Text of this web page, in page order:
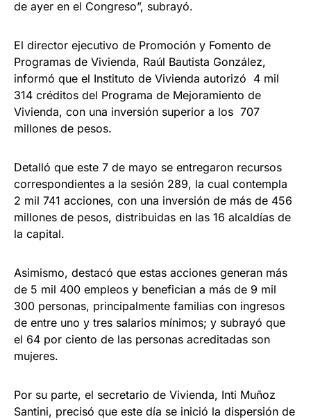
de ayer en el Congreso”, subrayó.
El director ejecutivo de Promoción y Fomento de
Programas de Vivienda, Raúl Bautista González,
informó que el Instituto de Vivienda autorizó 4 mil
314 créditos del Programa de Mejoramiento de
Vivienda, con una inversión superior a los 707
millones de pesos.
Detalló que este 7 de mayo se entregaron recursos
correspondientes a la sesión 289, la cual contempla
2 mil 741 acciones, con una inversión de más de 456
millones de pesos, distribuidas en las 16 alcaldías de
la capital.
Asimismo, destacó que estas acciones generan más
de 5 mil 400 empleos y benefician a más de 9 mil
300 personas, principalmente familias con ingresos
de entre uno y tres salarios mínimos; y subrayó que
el 64 por ciento de las personas acreditadas son
mujeres.
Por su parte, el secretario de Vivienda, Inti Muñoz
Santini, precisó que este día se inició la dispersión de